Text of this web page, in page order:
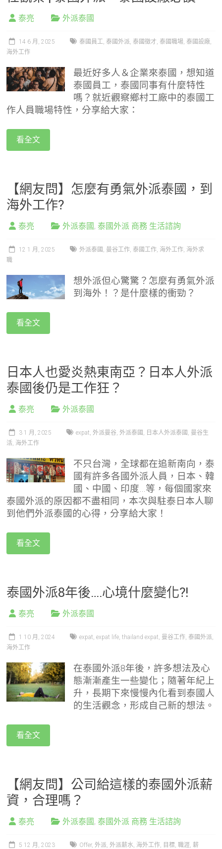
泰亮 外派泰國
14 6 月, 2025 泰國員工,泰國外派,泰國徵才,泰國職場,泰國設廠,
海外工作
最近好多人＆企業來泰國，想知道
泰國員工，泰國同事有什麼特性
嗎？就近觀察鄉村工廠中的泰國工
作人員職場特性，分享給大家：
看全文
【網友問】怎麼有勇氣外派泰國，到
海外工作?
泰亮 外派泰國,泰國外派 商務 生活諮詢
12 1 月, 2025 外派泰國 , 曼谷工作,泰國工作, 海外工作, 海外求
職
想外派但心驚驚？怎麼有勇氣外派
到海外！？是什麼樣的衝勁？
看全文
日本人也愛炎熱東南亞？日本人外派
泰國後仍是工作狂？
泰亮 外派泰國
3 1 月, 2025 expat,外派曼谷,外派泰國 , 日本人外派泰國 , 曼谷生
活, 海外工作
不只台灣，全球都在追新南向，泰
國有許多各國外派人員，日本、韓
國、中國、印度…等，每個國家來
泰國外派的原因都不盡相同，本次與駐泰日本人聊
到他們外派泰國的心得，分享給大家！
看全文
泰國外派8年後….心境什麼變化?!
泰亮 外派泰國
1 10 月, 2024 expat,expat life,thailand expat, 曼谷工作,泰國外派,
海外工作
在泰國外派8年後，許多想法及心
態漸漸產生一些變化；隨著年紀上
升，長期下來慢慢內化看到泰國人
的生活觀念，形成自己新的想法。
看全文
【網友問】公司給這樣的泰國外派薪
資，合理嗎？
泰亮 外派泰國,泰國外派 商務 生活諮詢
5 12 月, 2023 Offer,外派,外派薪水, 海外工作, 目標,職涯,薪